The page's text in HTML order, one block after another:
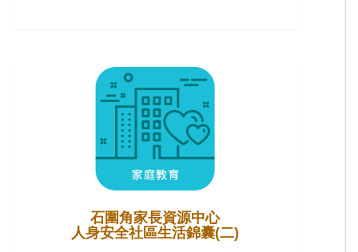
石圍角家長資源中心
人身安全社區生活錦囊(二)